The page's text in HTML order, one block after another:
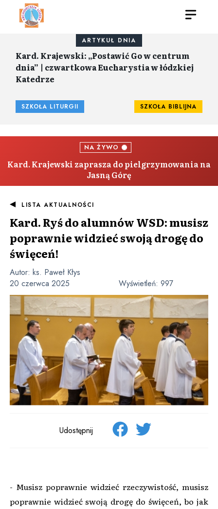
ARTYKUŁ DNIA
Kard. Krajewski: „Postawić Go w centrum
dnia” | czwartkowa Eucharystia w łódzkiej
Katedrze
SZKOŁA LITURGII SZKOŁA BIBLIJNA
NA ŻYWO
Kard. Krajewski zaprasza do pielgrzymowania na
Jasną Górę
LISTA AKTUALNOŚCI
Kard. Ryś do alumnów WSD: musisz
poprawnie widzieć swoją drogę do
święceń!
Autor: ks. Paweł Kłys
20 czerwca 2025
Wyświetleń: 997
Udostępnij
- Musisz poprawnie widzieć rzeczywistość, musisz
poprawnie widzieć swoją drogę do święceń, bo jak